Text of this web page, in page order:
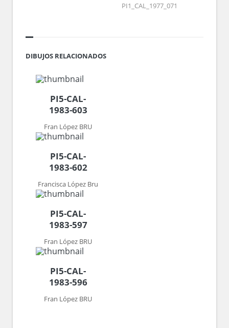
PI1_CAL_1977_071
DIBUJOS RELACIONADOS
PI5-CAL-
1983-603
Fran López BRU
PI5-CAL-
1983-602
Francisca López Bru
PI5-CAL-
1983-597
Fran López BRU
PI5-CAL-
1983-596
Fran López BRU